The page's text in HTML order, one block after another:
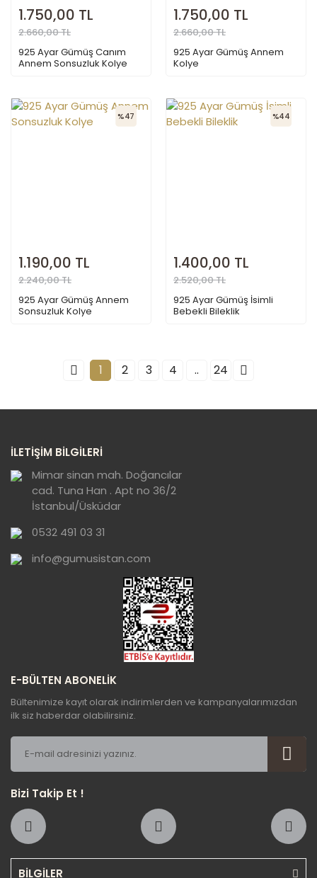
1.750,00 TL
2.660,00 TL
925 Ayar Gümüş Canım
Annem Sonsuzluk Kolye
1.750,00 TL
2.660,00 TL
925 Ayar Gümüş Annem
Kolye
%47
1.190,00 TL
2.240,00 TL
925 Ayar Gümüş Annem
Sonsuzluk Kolye
%44
1.400,00 TL
2.520,00 TL
925 Ayar Gümüş İsimli
Bebekli Bileklik
1 2 3 4 .. 24
İLETİŞİM BİLGİLERİ
Mimar sinan mah. Doğancılar
cad. Tuna Han . Apt no 36/2
İstanbul/Üsküdar
0532 491 03 31
info@gumusistan.com
BİLGİLER
E-BÜLTEN ABONELİK
Bültenimize kayıt olarak indirimlerden ve kampanyalarımızdan
ilk siz haberdar olabilirsiniz.
Bizi Takip Et !